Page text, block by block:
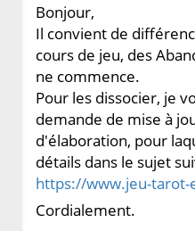
Bonjour,
Il convient de
cours de jeu, des
ne commence.
Pour les dissocier, je
demande de mise à
d'élaboration, pour
détails dans le sujet
Cordialement.